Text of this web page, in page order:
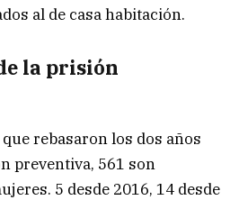
al de casa habitación.
la prisión
rebasaron los dos años
preventiva, 561 son
5 desde 2016, 14 desde